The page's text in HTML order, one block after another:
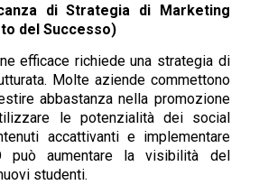
di Strategia di Marketing
del Successo)
efficace richiede una strategia di
Molte aziende commettono
abbastanza nella promozione
le potenzialità dei social
accattivanti e implementare
può aumentare la visibilità del
studenti.